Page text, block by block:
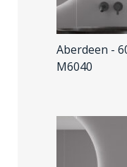
Aberdeen -
M6040